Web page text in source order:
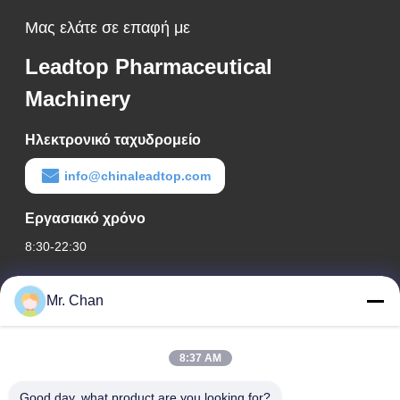
Μας ελάτε σε επαφή με
Leadtop Pharmaceutical
Machinery
Ηλεκτρονικό ταχυδρομείο
info@chinaleadtop.com
Εργασιακό χρόνο
8:30-22:30
Η διεύθυνσή μας
Διεύθυνση εταιρείας
Mr. Chan
8:37 AM